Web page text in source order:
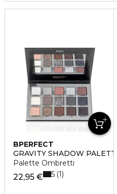
BPERFECT
GRAVITY SHADOW PALETTE
Palette Ombretti
22,95 € 5 1